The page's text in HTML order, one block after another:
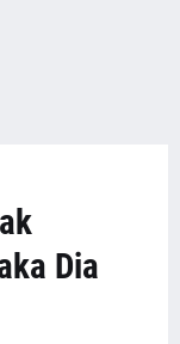
Dia